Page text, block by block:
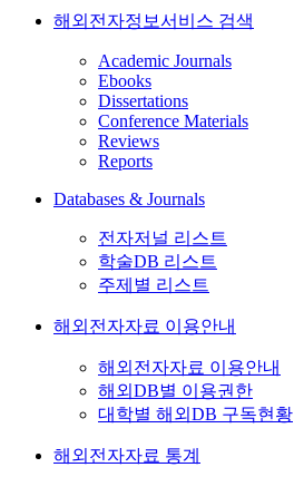
해외전자정보서비스 검색
Academic Journals
Ebooks
Dissertations
Conference Materials
Reviews
Reports
Databases & Journals
전자저널 리스트
학술DB 리스트
주제별 리스트
해외전자자료 이용안내
해외전자자료 이용안내
해외DB별 이용권한
대학별 해외DB 구독현황
해외전자자료 통계